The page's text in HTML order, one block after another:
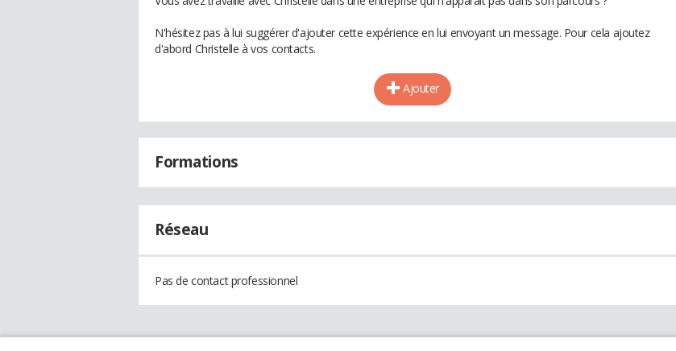
N'hésitez pas à lui suggérer d'ajouter cette expérience en lui envoyant un message. Pour cela ajoutez
d'abord Christelle à vos contacts.
Ajouter
Formations
Réseau
Pas de contact professionnel